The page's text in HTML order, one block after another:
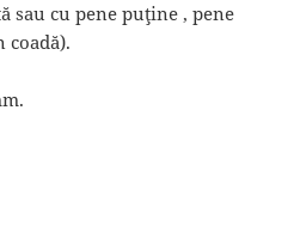
sau cu pene puţine , pene
coadă).